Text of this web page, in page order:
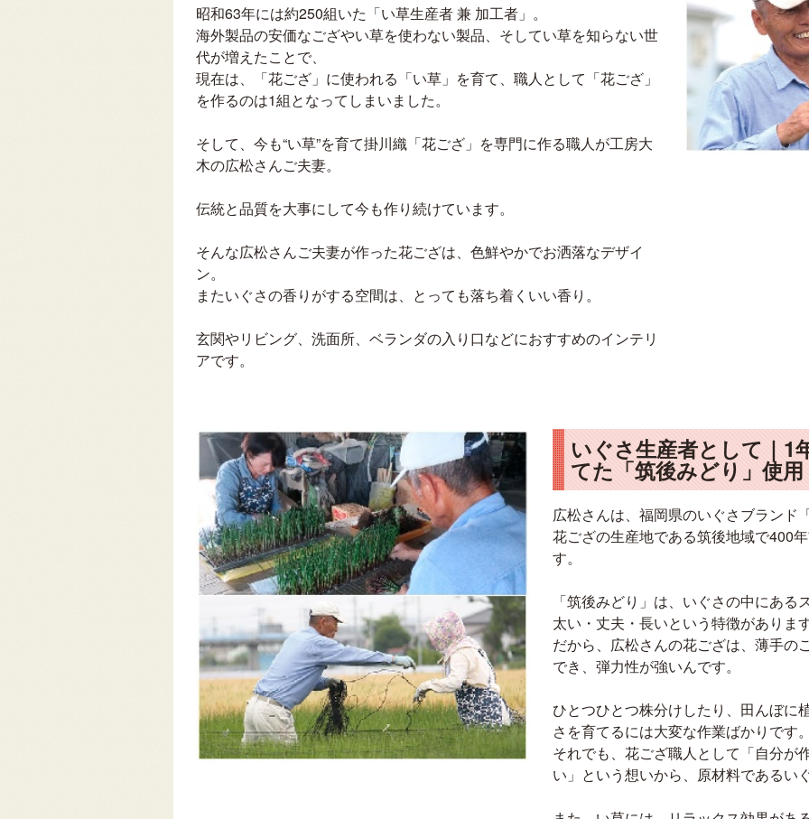
昭和63年には約250組いた「い草生産者 兼 加工者」。
海外製品の安価なござやい草を使わない製品、そしてい草を知らない世
代が増えたことで、
現在は、「花ござ」に使われる「い草」を育て、職人として「花ござ」
を作るのは1組となってしまいました。
そして、今も“い草”を育て掛川織「花ござ」を専門に作る職人が工房大
木の広松さんご夫妻。
伝統と品質を大事にして今も作り続けています。
そんな広松さんご夫妻が作った花ござは、色鮮やかでお洒落なデザイ
ン。
またいぐさの香りがする空間は、とっても落ち着くいい香り。
玄関やリビング、洗面所、ベランダの入り口などにおすすめのインテリ
アです。
いぐさ生産者として｜1
てた「筑後みどり」使用
広松さんは、福岡県のいぐさブランド
花ござの生産地である筑後地域で400
す。
「筑後みどり」は、いぐさの中にあ
太い・丈夫・長いという特徴がありま
だから、広松さんの花ござは、薄手の
でき、弾力性が強いんです。
ひとつひとつ株分けしたり、田んぼに
さを育てるには大変な作業ばかりです
それでも、花ござ職人として「自分が
い」という想いから、原材料であるい